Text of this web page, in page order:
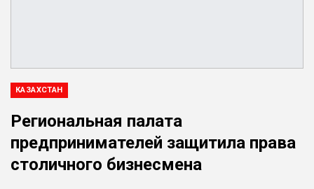
КАЗАХСТАН
Региональная палата
предпринимателей защитила права
столичного бизнесмена